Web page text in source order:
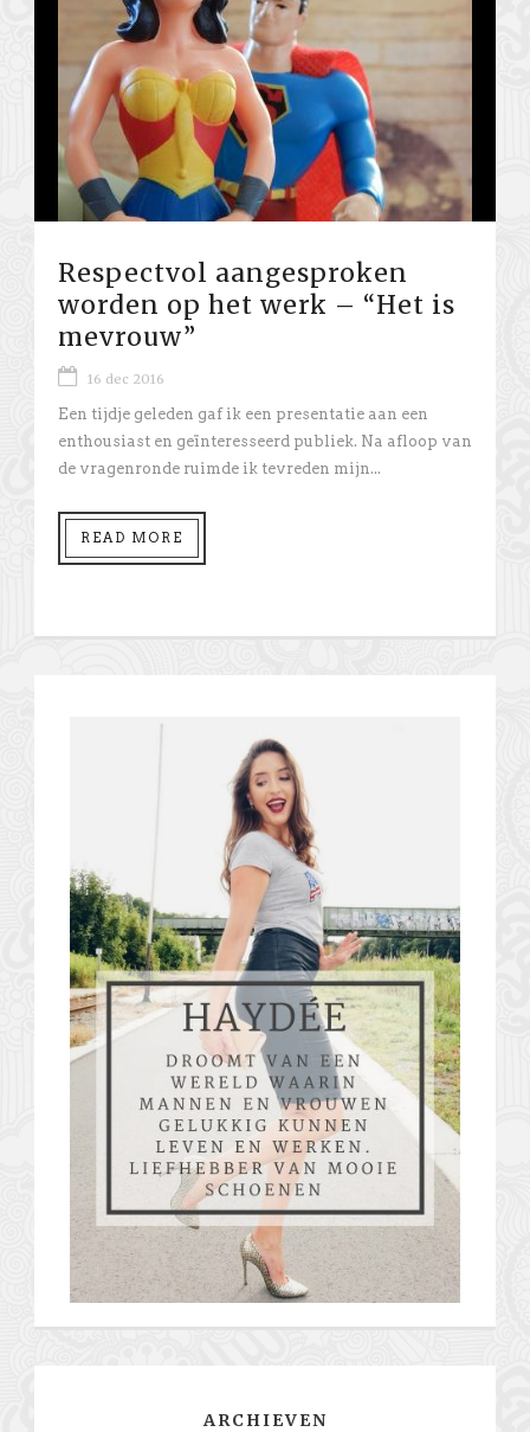
Respectvol aangesproken
worden op het werk – “Het is
mevrouw”
16 dec 2016
Een tijdje geleden gaf ik een presentatie aan een
enthousiast en geïnteresseerd publiek. Na afloop van
de vragenronde ruimde ik tevreden mijn...
READ MORE
ARCHIEVEN